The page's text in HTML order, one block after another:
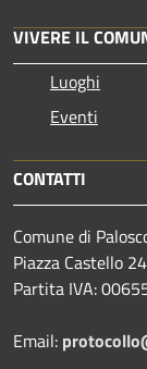
VIVERE IL
Luoghi
Eventi
CONTATTI
Comune di
Piazza Castello
Partita IVA:
Email: